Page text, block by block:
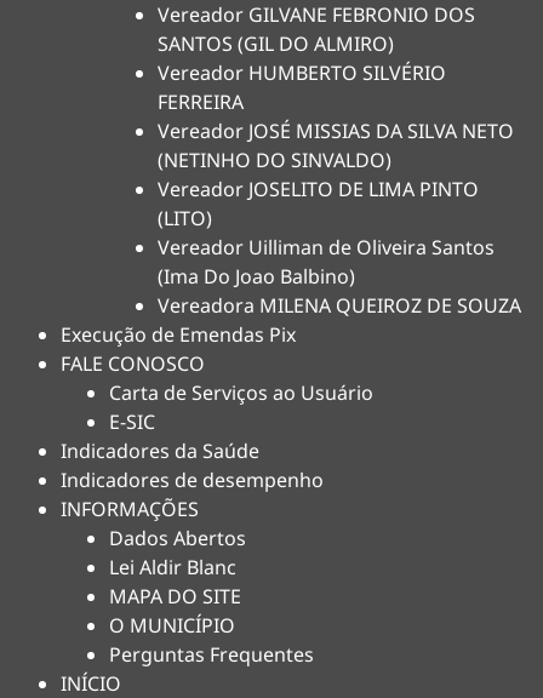
Vereador GILVANE FEBRONIO DOS
SANTOS (GIL DO ALMIRO)
Vereador HUMBERTO SILVÉRIO
FERREIRA
Vereador JOSÉ MISSIAS DA SILVA NETO
(NETINHO DO SINVALDO)
Vereador JOSELITO DE LIMA PINTO
(LITO)
Vereador Uilliman de Oliveira Santos
(Ima Do Joao Balbino)
Vereadora MILENA QUEIROZ DE SOUZA
Execução de Emendas Pix
FALE CONOSCO
Carta de Serviços ao Usuário
E-SIC
Indicadores da Saúde
Indicadores de desempenho
INFORMAÇÕES
Dados Abertos
Lei Aldir Blanc
MAPA DO SITE
O MUNICÍPIO
Perguntas Frequentes
INÍCIO